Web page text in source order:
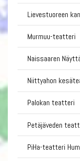
Lievestuoreen
Murmuu-teatteri
Naissaaren
Niittyahon
Palokan teatteri
Petäjäveden
PiHa-teatteri